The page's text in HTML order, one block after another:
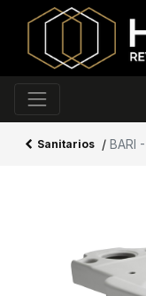
Sanitarios / BARI